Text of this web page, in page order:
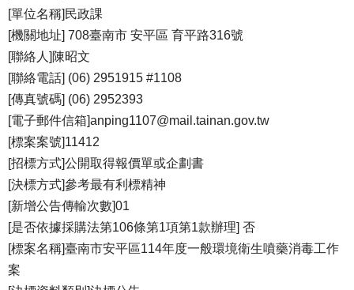
[單位名稱]民政課
[機關地址] 708臺南市 安平區 育平路316號
[聯絡人]陳昭文
[聯絡電話] (06) 2951915 #1108
[傳真號碼] (06) 2952393
[電子郵件信箱]anping1107@mail.tainan.gov.tw
[標案案號]11412
[招標方式]公開取得報價單或企劃書
[決標方式]參考最有利標精神
[新增公告傳輸次數]01
[是否依據採購法第106條第1項第1款辦理] 否
[標案名稱]臺南市安平區114年度一般環境衛生噴藥消毒工作
案